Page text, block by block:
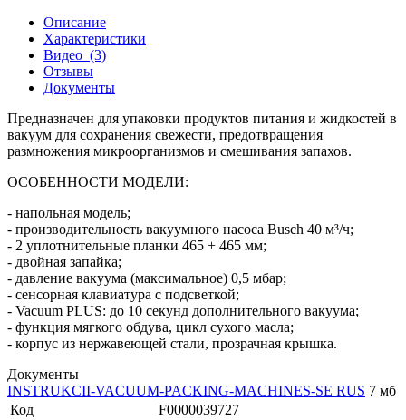
Описание
Характеристики
Видео (3)
Отзывы
Документы
Предназначен для упаковки продуктов питания и жидкостей в
вакуум для сохранения свежести, предотвращения
размножения микроорганизмов и смешивания запахов.
ОСОБЕННОСТИ МОДЕЛИ:
- напольная модель;
- производительность вакуумного насоса Busch 40 м³/ч;
- 2 уплотнительные планки 465 + 465 мм;
- двойная запайка;
- давление вакуума (максимальное) 0,5 мбар;
- сенсорная клавиатура с подсветкой;
- Vacuum PLUS: до 10 секунд дополнительного вакуума;
- функция мягкого обдува, цикл сухого масла;
- корпус из нержавеющей стали, прозрачная крышка.
Документы
INSTRUKCII-VACUUM-PACKING-MACHINES-SE RUS 7 мб
Код
F0000039727